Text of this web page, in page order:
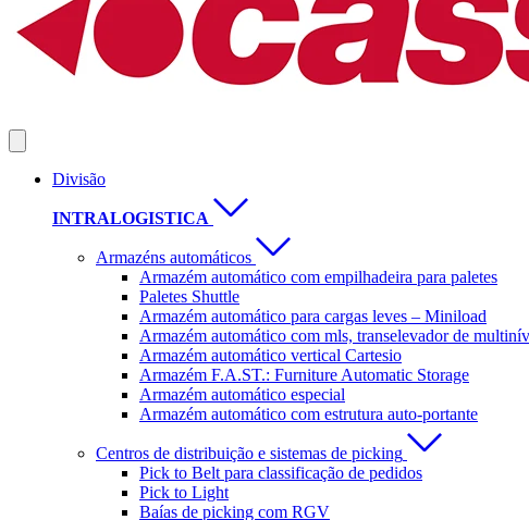
Divisão
INTRALOGISTICA
Armazéns automáticos
Armazém automático com empilhadeira para paletes
Paletes Shuttle
Armazém automático para cargas leves – Miniload
Armazém automático com mls, transelevador de
Armazém automático vertical Cartesio
Armazém F.A.ST.: Furniture Automatic Storage
Armazém automático especial
Armazém automático com estrutura auto-portante
Centros de distribuição e sistemas de picking
Pick to Belt para classificação de pedidos
Pick to Light
Baías de picking com RGV